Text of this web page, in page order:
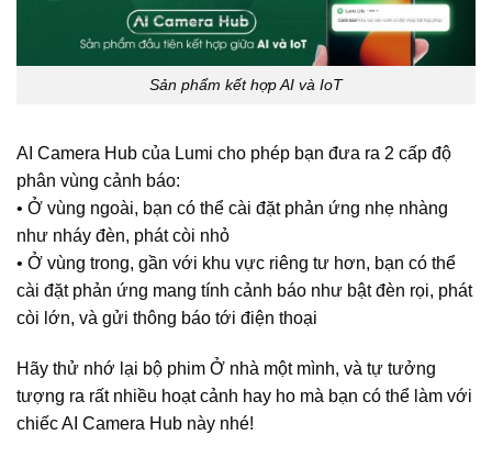
Sản phẩm kết hợp AI và IoT
AI Camera Hub của Lumi cho phép bạn đưa ra 2 cấp độ
phân vùng cảnh báo:
• Ở vùng ngoài, bạn có thể cài đặt phản ứng nhẹ nhàng
như nháy đèn, phát còi nhỏ
• Ở vùng trong, gần với khu vực riêng tư hơn, bạn có thể
cài đặt phản ứng mang tính cảnh báo như bật đèn rọi, phát
còi lớn, và gửi thông báo tới điện thoại
Hãy thử nhớ lại bộ phim Ở nhà một mình, và tự tưởng
tượng ra rất nhiều hoạt cảnh hay ho mà bạn có thể làm với
chiếc AI Camera Hub này nhé!